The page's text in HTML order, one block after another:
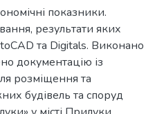
показники.
результати яких
та Digitals. Виконано
документацію із
розміщення та
будівель та споруд